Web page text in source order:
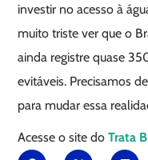
investir no acesso à
muito triste ver que o
ainda registre quase
evitáveis. Precisamos
para mudar essa
Acesse o site doTrata